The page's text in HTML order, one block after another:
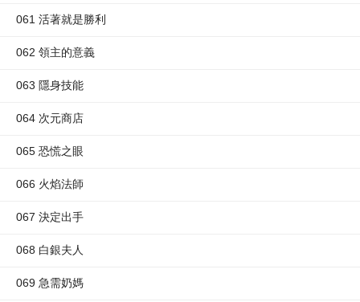
061 活著就是勝利
062 領主的意義
063 隱身技能
064 次元商店
065 恐慌之眼
066 火焰法師
067 決定出手
068 白銀夫人
069 急需奶媽